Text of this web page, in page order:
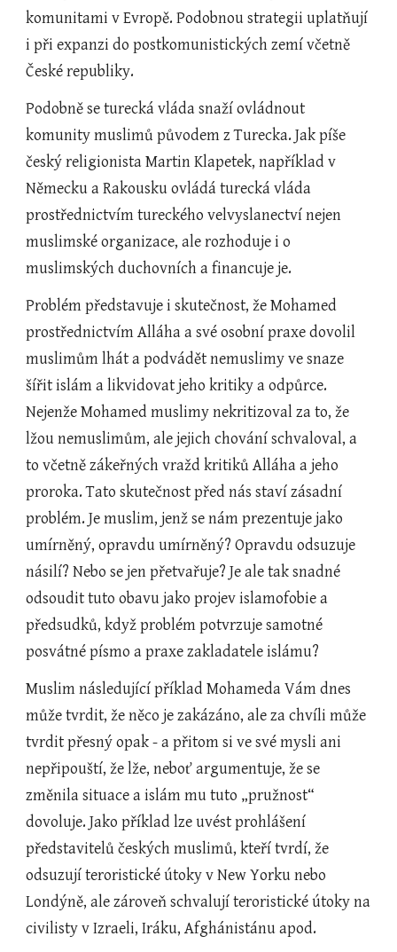
komunitami v Evropě. Podobnou strategii uplatňují
i při expanzi do postkomunistických zemí včetně
České republiky.
Podobně se turecká vláda snaží ovládnout
komunity muslimů původem z Turecka. Jak píše
český religionista Martin Klapetek, například v
Německu a Rakousku ovládá turecká vláda
prostřednictvím tureckého velvyslanectví nejen
muslimské organizace, ale rozhoduje i o
muslimských duchovních a financuje je.
Problém představuje i skutečnost, že Mohamed
prostřednictvím Alláha a své osobní praxe dovolil
muslimům lhát a podvádět nemuslimy ve snaze
šířit islám a likvidovat jeho kritiky a odpůrce.
Nejenže Mohamed muslimy nekritizoval za to, že
lžou nemuslimům, ale jejich chování schvaloval, a
to včetně zákeřných vražd kritiků Alláha a jeho
proroka. Tato skutečnost před nás staví zásadní
problém. Je muslim, jenž se nám prezentuje jako
umírněný, opravdu umírněný? Opravdu odsuzuje
násilí? Nebo se jen přetvařuje? Je ale tak snadné
odsoudit tuto obavu jako projev islamofobie a
předsudků, když problém potvrzuje samotné
posvátné písmo a praxe zakladatele islámu?
Muslim následující příklad Mohameda Vám dnes
může tvrdit, že něco je zakázáno, ale za chvíli může
tvrdit přesný opak - a přitom si ve své mysli ani
nepřipouští, že lže, neboť argumentuje, že se
změnila situace a islám mu tuto „pružnost“
dovoluje. Jako příklad lze uvést prohlášení
představitelů českých muslimů, kteří tvrdí, že
odsuzují teroristické útoky v New Yorku nebo
Londýně, ale zároveň schvalují teroristické útoky na
civilisty v Izraeli, Iráku, Afghánistánu apod.